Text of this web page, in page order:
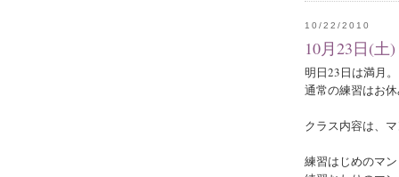
10/22/2010
10月23日(
明日23日は満月。
通常の練習はお
クラス内容は、
練習はじめのマ